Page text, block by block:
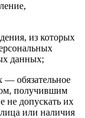
из которых
данных;
— обязательное
получившим
не допускать их
лица или наличия